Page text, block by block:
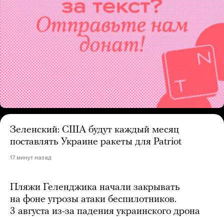
Зеленский: США будут каждый месяц
поставлять Украине ракеты для Patriot
17 минут назад
Пляжи Геленджика начали закрывать
на фоне угрозы атаки беспилотников.
3 августа из-за падения украинского дрона